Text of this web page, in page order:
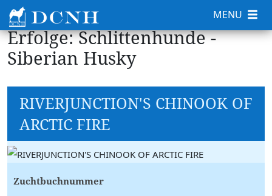
Erfolge: Schlittenhunde -
Siberian Husky
RIVERJUNCTION'S CHINOOK OF
ARCTIC FIRE
Zuchtbuchnummer
MENU